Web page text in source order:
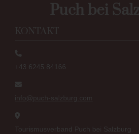
Puch bei
KONTAKT
+43 6245 84166
info@puch-salzburg.com
Tourismusverband Puch bei Salzburg